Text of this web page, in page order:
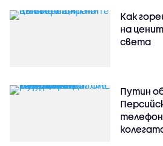
Как
на
света
Путин